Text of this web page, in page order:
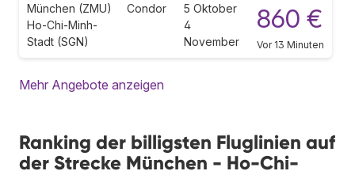
München (ZMU)
Ho-Chi-Minh-
Stadt (SGN)
Condor
5 Oktober
4
November
860 €
Vor 13 Minuten
Mehr Angebote anzeigen
Ranking der billigsten Fluglinien auf
der Strecke München - Ho-Chi-